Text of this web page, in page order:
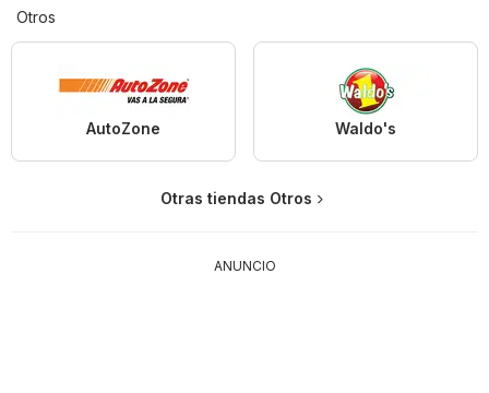
Otros
AutoZone Waldo's
Otras tiendas Otros
ANUNCIO